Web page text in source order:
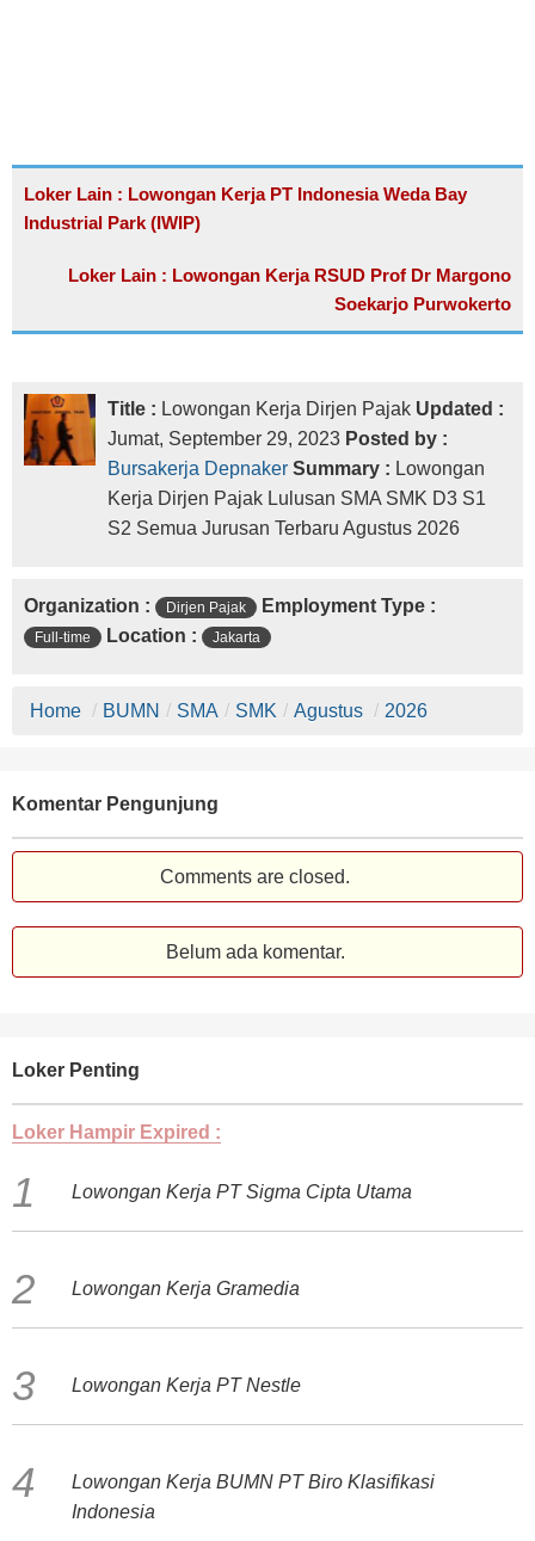
Loker Lain : Lowongan Kerja PT Indonesia Weda Bay
Industrial Park (IWIP)
Loker Lain : Lowongan Kerja RSUD Prof Dr Margono
Soekarjo Purwokerto
Title : Lowongan Kerja Dirjen Pajak Updated :
Jumat, September 29, 2023 Posted by :
Bursakerja Depnaker Summary : Lowongan
Kerja Dirjen Pajak Lulusan SMA SMK D3 S1
S2 Semua Jurusan Terbaru Agustus 2026
Organization : Dirjen Pajak Employment Type :
Full-time Location : Jakarta
Home / BUMN / SMA / SMK / Agustus / 2026
Komentar Pengunjung
Comments are closed.
Belum ada komentar.
Loker Penting
Loker Hampir Expired :
Lowongan Kerja PT Sigma Cipta Utama
Lowongan Kerja Gramedia
Lowongan Kerja PT Nestle
Lowongan Kerja BUMN PT Biro Klasifikasi
Indonesia